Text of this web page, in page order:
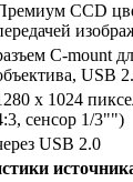
CCD
C-mount
USB
х 1024
сенсор 1/3"")
USB 2.0